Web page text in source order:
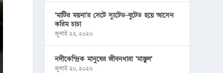
‘মাটির ময়না’র সেটে স্যুটেড-বুটেড হয়ে আসেন
করিম চাচা
জুলাই ২২, ২০২৬
নদীকেন্দ্রিক মানুষের জীবনধারা ‘মাস্তুল’
জুলাই ২০, ২০২৬